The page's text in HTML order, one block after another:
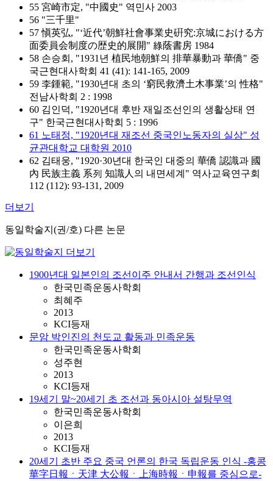
55 宮崎市定, "中國史" 역민사 2003
56 "三千里"
57 愼英弘, "‘近代’朝鮮社會事業史硏究:京城における方
面委員会制度の歴史的展開" 綠蔭書房 1984
58 손승회, "1931년 植民地朝鮮의 排華暴動과 華僑" 중
국근현대사학회 41 (41): 141-165, 2009
59 李鍾範, "1930년대 초의 ‘窮民救濟土木事業’의 性格"
전남사학회 2 : 1998
60 김인덕, "1920년대 후반 재일조선인의 생활상태 연
구" 한국근현대사학회 5 : 1996
61 노태정, "1920년대 재조선 중국인노동자의 실상" 성
균관대학교 대학원 2010
62 김태웅, "1920·30년대 한국인 대중의 華僑 認識과 國
內 民族主義 系列 知識人의 내면세계" 역사교육연구회
112 (112): 93-131, 2009
더보기
동일학술지(권/호) 다른 논문
1900년대 일본인의 조선이주 안내서 간행과 조선인식
한국민족운동사학회
최혜주
2013
KCI등재
문암 박인진의 천도교 활동과 민족운동
한국민족운동사학회
성주현
2013
KCI등재
19세기 말~20세기 초 조선과 동아시아 설탕무역
한국민족운동사학회
이은희
2013
KCI등재
20세기 초반 주요 중국 언론의 한국 독립운동 인식 -홍콩
華字日報ㆍ天津 大公報ㆍ上海時報ㆍ申報를 중심으로-